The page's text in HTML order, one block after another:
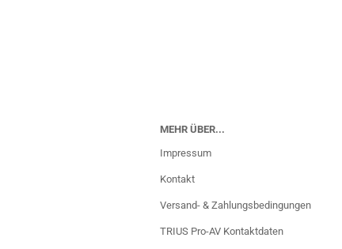
MEHR ÜBER...
Impressum
Kontakt
Versand- & Zahlungsbedingungen
TRIUS Pro-AV Kontaktdaten